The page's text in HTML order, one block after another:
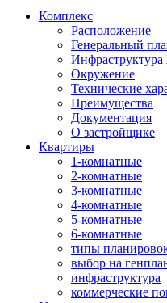
Комплекс
Расположение
Генеральный
Окружение
Технические
Преимущества
Документация
О застройщике
Квартиры
1-комнатные
2-комнатные
3-комнатные
4-комнатные
5-комнатные
6-комнатные
типы
выбор на
инфраструктура
коммерческие